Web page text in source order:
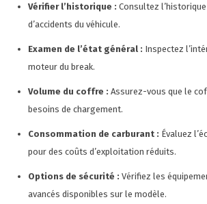
Vérifier l’historique : Consultez
d’accidents du véhicule.
Examen de l’état général : Inspectez
moteur du break.
Volume du coffre : Assurez-vous que le
besoins de chargement.
Consommation de carburant : Évaluez
pour des coûts d’exploitation réduits.
Options de sécurité : Vérifiez les
avancés disponibles sur le modèle.